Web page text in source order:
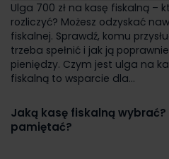
Ulga 700 zł na kasę fiskalną –
rozliczyć? Możesz odzyskać
fiskalnej. Sprawdź, komu
trzeba spełnić i jak ją
pieniędzy. Czym jest ulga na
fiskalną to wsparcie dla...
Jaką kasę fiskalną
pamiętać?